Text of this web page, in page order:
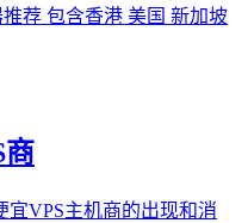
荐 包含香港 美国 新加坡
商
VPS主机商的出现和消